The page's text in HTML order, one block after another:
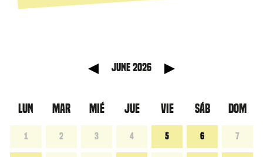
June 2026
LUN MAR MIÉ JUE VIE SÁB DOM
1 2 3 4 5 6 7